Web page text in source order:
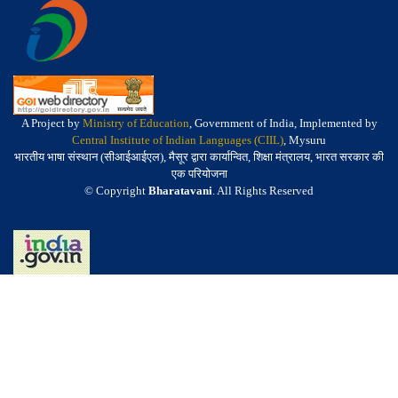
A Project by Ministry of Education, Government of India, Implemented by
Central Institute of Indian Languages (CIIL), Mysuru
भारतीय भाषा संस्थान (सीआईआईएल), मैसूर द्वारा कार्यान्वित, शिक्षा मंत्रालय, भारत सरकार की
एक परियोजना
© Copyright Bharatavani. All Rights Reserved